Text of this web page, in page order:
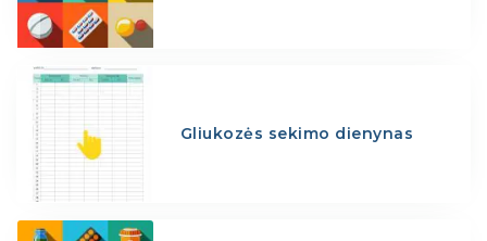
Gliukozės sekimo dienynas